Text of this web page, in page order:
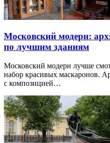
Московский модерн:
по лучшим зданиям
Московский модерн лучше
набор красивых маскаронов.
с композицией…